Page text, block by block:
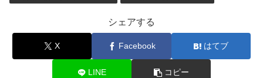
シェアする
X Facebook はてブ
LINE コピー